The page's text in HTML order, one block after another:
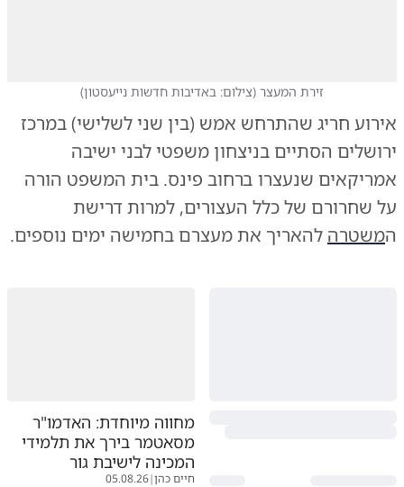
זירת המעצר (צילום: באדיבות חדשות נייעסטון)
אירוע חריג שהתרחש אמש (בין שני לשלישי) במרכז
ירושלים הסתיים בניצחון משפטי לבני ישיבה
אמריקאים שנעצרו ברחוב פינס. בית המשפט הורה
על שחרורם של כלל העצורים, למרות דרישת
המשטרה להאריך את מעצרם בחמישה ימים נוספים.
מחווה מיוחדת: האדמו"ר
מסאטמר בירך את תלמידי
המכינה לישיבת גור
חיים כהן|
05.08.26